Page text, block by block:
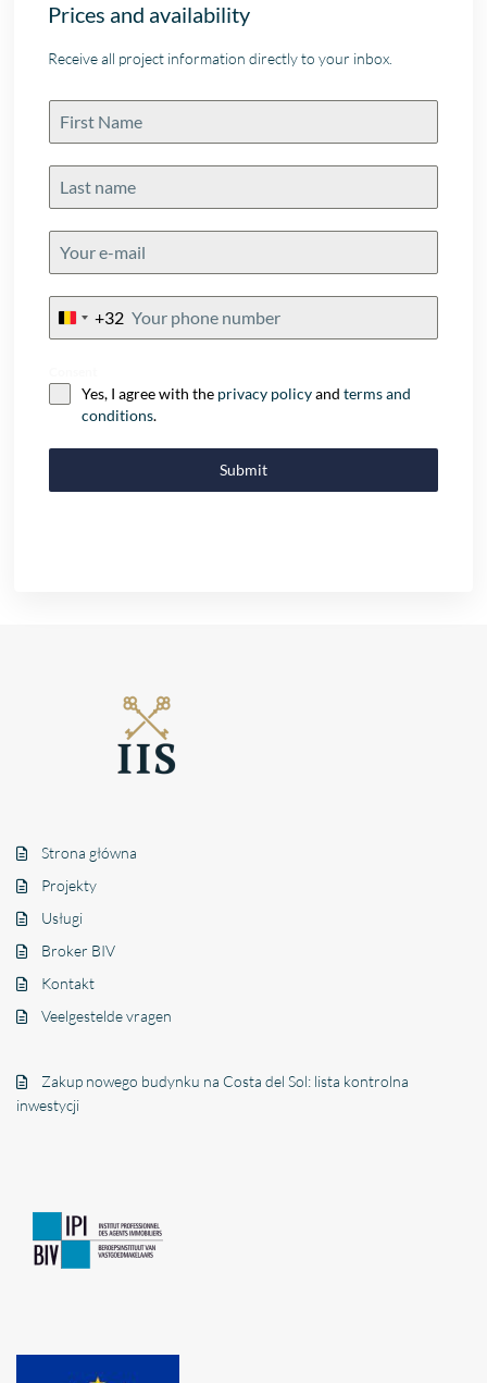
Prices and availability
Receive all project information directly to your inbox.
Belgium
+32
Yes, I agree with the privacy policyandterms and
conditions.
Submit
Strona główna
Projekty
Usługi
Broker BIV
Kontakt
Veelgestelde vragen
Zakup nowego budynku na Costa del Sol: lista kontrolna
inwestycji